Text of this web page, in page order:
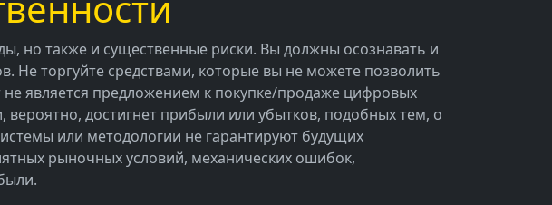
но также и существенные риски. Вы должны осознавать и
Не торгуйте средствами, которые вы не можете позволить
является предложением к покупке/продаже цифровых
вероятно, достигнет прибыли или убытков, подобных тем, о
или методологии не гарантируют будущих
рыночных условий, механических ошибок,